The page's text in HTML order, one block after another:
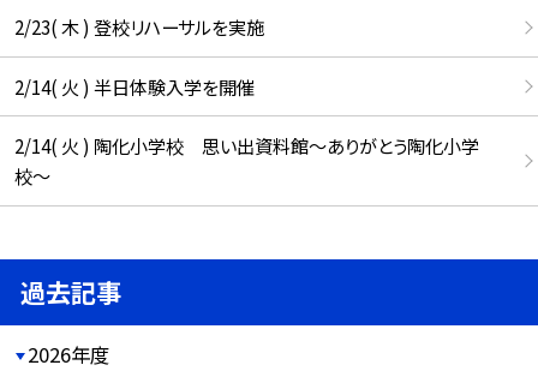
2/23( 木 ) 登校リハーサルを実施
2/14( 火 ) 半日体験入学を開催
2/14( 火 ) 陶化小学校 思い出資料館〜ありがとう陶化小学
校〜
過去記事
2026年度